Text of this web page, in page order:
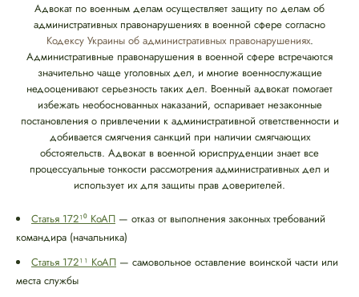
Адвокат по военным делам осуществляет защиту по делам об
административных правонарушениях в военной сфере согласно
Кодексу Украины об административных правонарушениях.
Административные правонарушения в военной сфере встречаются
значительно чаще уголовных дел, и многие военнослужащие
недооценивают серьезность таких дел. Военный адвокат помогает
избежать необоснованных наказаний, оспаривает незаконные
постановления о привлечении к административной ответственности и
добивается смягчения санкций при наличии смягчающих
обстоятельств. Адвокат в военной юриспруденции знает все
процессуальные тонкости рассмотрения административных дел и
использует их для защиты прав доверителей.
Статья 172¹⁰ КоАП — отказ от выполнения законных требований
командира (начальника)
Статья 172¹¹ КоАП — самовольное оставление воинской части или
места службы